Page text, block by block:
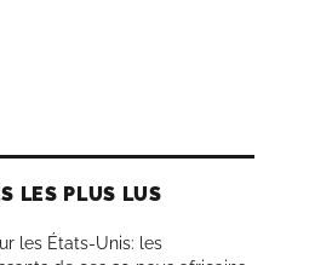
LES PLUS LUS
les États-Unis: les